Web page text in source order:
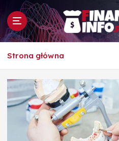
p
To i owo o
Strona główna